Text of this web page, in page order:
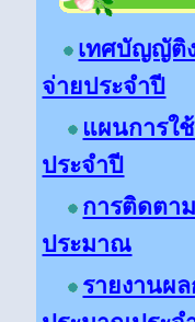
เทศบัญญัติ
จ่ายประจำปี
แผนการใ
ประจำปี
การติดตา
ประมาณ
รายงานผ